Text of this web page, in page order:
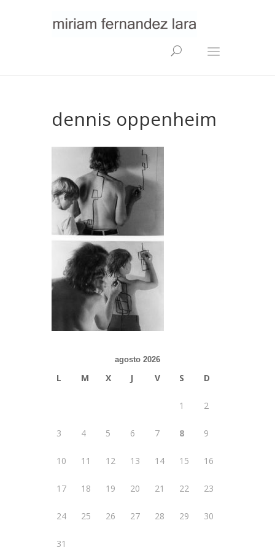
dennis oppenheim
agosto 2026
L M X J V S D
1 2
3 4 5 6 7 8 9
10 11 12 13 14 15 16
17 18 19 20 21 22 23
24 25 26 27 28 29 30
31